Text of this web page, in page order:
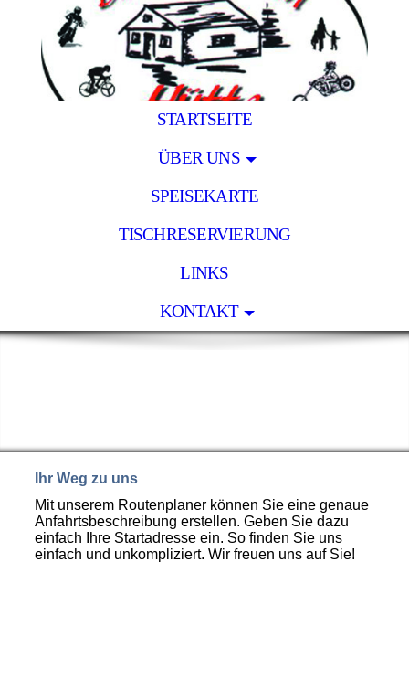
STARTSEITE
ÜBER UNS
SPEISEKARTE
TISCHRESERVIERUNG
LINKS
KONTAKT
Ihr Weg zu uns
Mit unserem Routenplaner können Sie eine genaue
Anfahrtsbeschreibung erstellen. Geben Sie dazu
einfach Ihre Startadresse ein. So finden Sie uns
einfach und unkompliziert. Wir freuen uns auf Sie!